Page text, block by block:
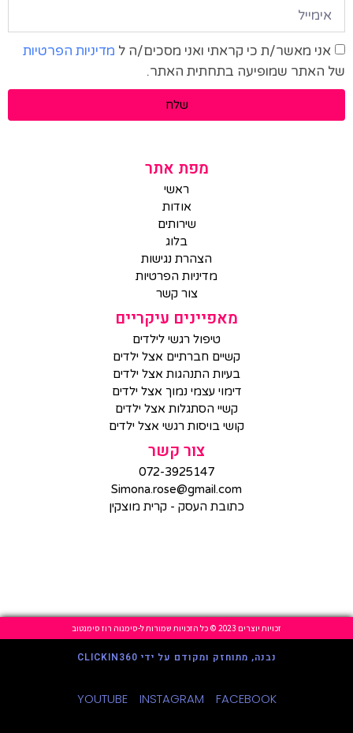
אני מאשר/ת כי קראתי ואני מסכים/ה ל מדיניות הפרטיות
של האתר שמופיעה בתחתית האתר.
שלח
מפת אתר
ראשי
אודות
שירותים
בלוג
הצהרת נגישות
מדיניות הפרטיות
צור קשר
מאפיינים עיקריים
טיפול רגשי לילדים
קשיים חברתיים אצל ילדים
בעיות התנהגות אצל ילדים
דימוי עצמי נמוך אצל ילדים
קשיי הסתגלות אצל ילדים
קושי בויסות רגשי אצל ילדים
צור קשר
072-3925147
Simona.rose@gmail.com
כתובת העסק - קרית מוצקין
זכויות יוצרים 2023 © כל הזכויות שמורות ל-סימנוה רוז סימנטוב
נבנה, מתוחזק ומקודם על ידי CLICKIN360
FACEBOOK
INSTAGRAM
YOUTUBE